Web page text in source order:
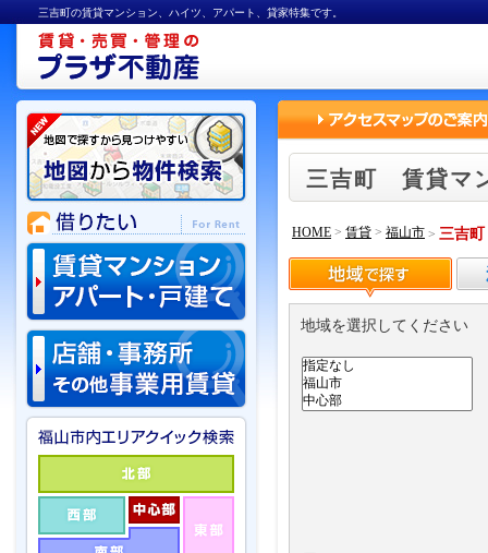
三吉町の賃貸マンション、ハイツ、アパート、貸家特集です。
三吉町 賃貸マ
HOME > 賃貸 > 福山市 > 三吉町
地域を選択してください